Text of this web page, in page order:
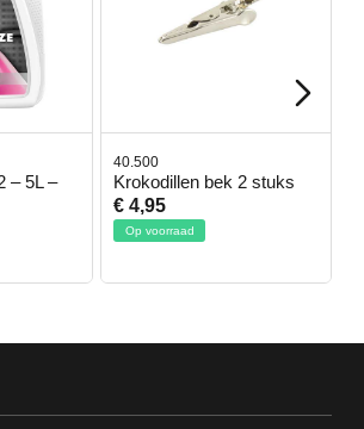
– 5L –
40.500
Krokodillen bek 2 stuks
€ 4,95
Op voorraad